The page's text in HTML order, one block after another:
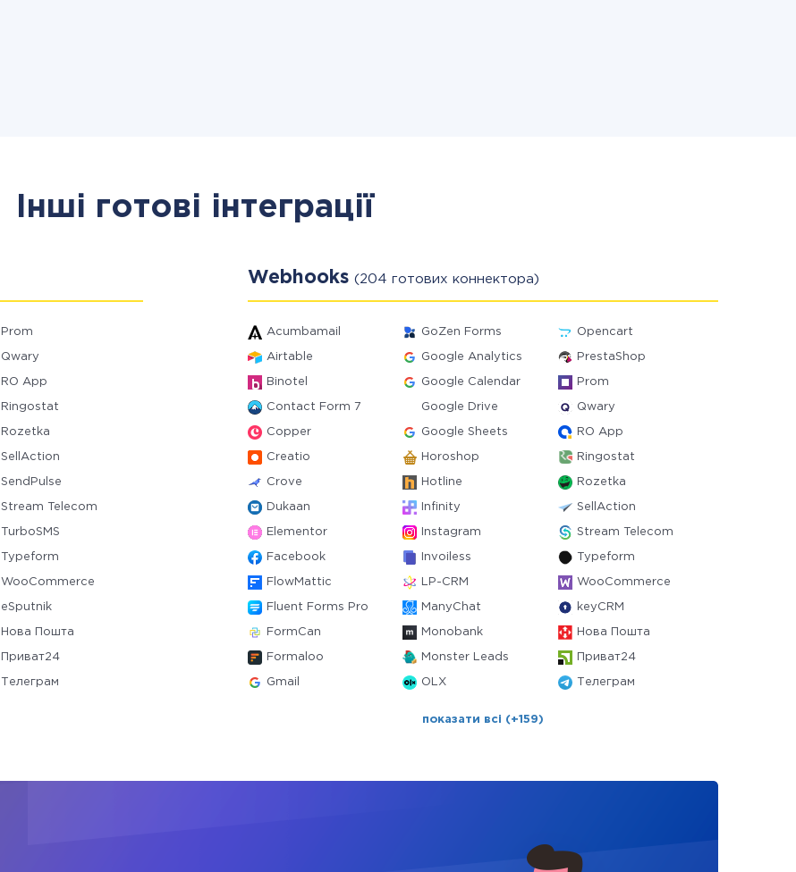
Інші готові інтеграції
Prom
Qwary
RO App
Ringostat
Rozetka
SellAction
SendPulse
Stream Telecom
TurboSMS
Typeform
WooCommerce
eSputnik
Нова Пошта
Приват24
Телеграм
Webhooks (204 готових коннектора)
Acumbamail GoZen Forms Opencart
Airtable Google Analytics PrestaShop
Binotel Google Calendar Prom
Contact Form 7 Google Drive Qwary
Copper Google Sheets RO App
Creatio Horoshop Ringostat
Crove Hotline Rozetka
Dukaan Infinity SellAction
Elementor Instagram Stream Telecom
Facebook Invoiless Typeform
FlowMattic LP-CRM WooCommerce
Fluent Forms Pro ManyChat keyCRM
FormCan Monobank Нова Пошта
Formaloo Monster Leads Приват24
Gmail OLX Телеграм
показати всі (+159)